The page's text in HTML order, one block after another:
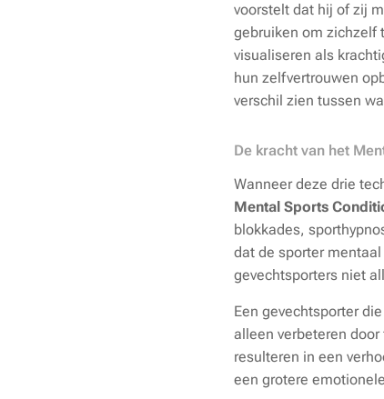
voorstelt dat hij of zij
gebruiken om zichzelf
visualiseren als
hun zelfvertrouwen
verschil zien tussen
De kracht van het
Wanneer deze drie
Mental Sports
blokkades,
dat de sporter
gevechtsporters niet
Een gevechtsporter
alleen verbeteren
resulteren in een
een grotere